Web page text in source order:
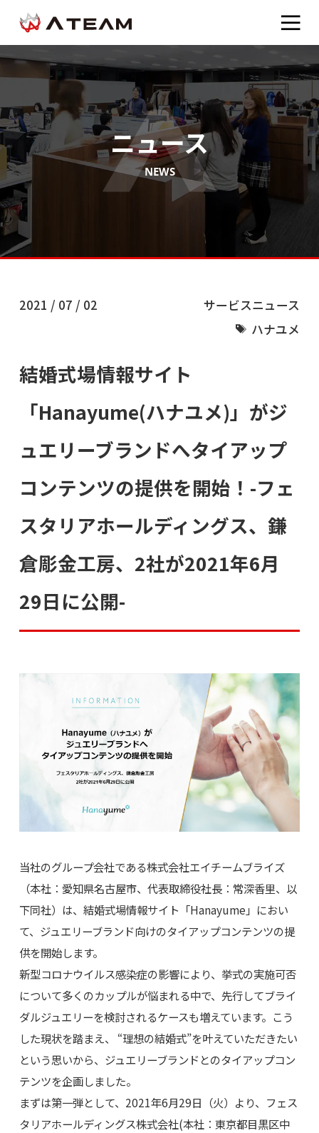
ニュース
NEWS
2021 / 07 / 02
サービスニュース
ハナユメ
結婚式場情報サイト
「Hanayume(ハナユメ)」がジ
ュエリーブランドへタイアップ
コンテンツの提供を開始！-フェ
スタリアホールディングス、鎌
倉彫金工房、2社が2021年6月
29日に公開-
当社のグループ会社である株式会社エイチームブライズ
（本社：愛知県名古屋市、代表取締役社長：常深香里、以
下同社）は、結婚式場情報サイト「Hanayume」におい
て、ジュエリーブランド向けのタイアップコンテンツの提
供を開始します。
新型コロナウイルス感染症の影響により、挙式の実施可否
について多くのカップルが悩まれる中で、先行してブライ
ダルジュエリーを検討されるケースも増えています。こう
した現状を踏まえ、 “理想の結婚式”を叶えていただきたい
という思いから、ジュエリーブランドとのタイアップコン
テンツを企画しました。
まずは第一弾として、2021年6月29日（火）より、フェス
タリアホールディングス株式会社(本社：東京都目黒区中